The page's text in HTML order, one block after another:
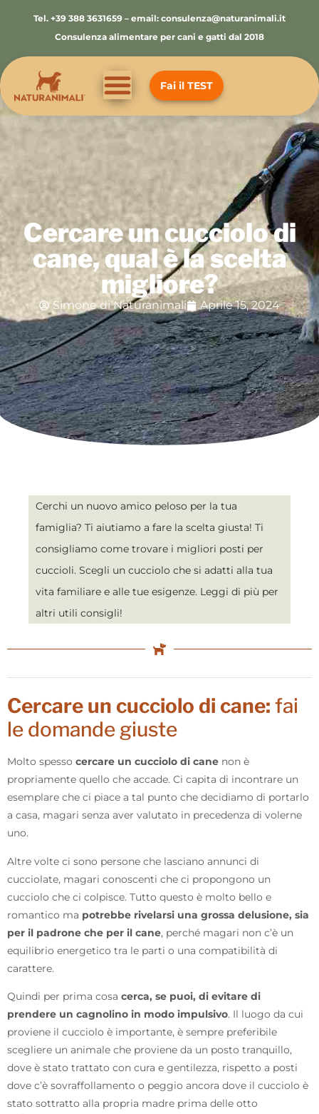
Tel. +39 388 3631659 – email: consulenza@naturanimali.it
Consulenza alimentare per cani e gatti dal 2018
Fai il TEST
Cercare un cucciolo di
cane, qual è la scelta
migliore?
Simone di Naturanimali Aprile 15, 2024
Cerchi un nuovo amico peloso per la tua
famiglia? Ti aiutiamo a fare la scelta giusta! Ti
consigliamo come trovare i migliori posti per
cuccioli. Scegli un cucciolo che si adatti alla tua
vita familiare e alle tue esigenze. Leggi di più per
altri utili consigli!
Cercare un cucciolo di cane: fai
le domande giuste
Molto spesso cercare un cucciolo di cane non è
propriamente quello che accade. Ci capita di incontrare un
esemplare che ci piace a tal punto che decidiamo di portarlo
a casa, magari senza aver valutato in precedenza di volerne
uno.
Altre volte ci sono persone che lasciano annunci di
cucciolate, magari conoscenti che ci propongono un
cucciolo che ci colpisce. Tutto questo è molto bello e
romantico ma potrebbe rivelarsi una grossa delusione, sia
per il padrone che per il cane, perché magari non c’è un
equilibrio energetico tra le parti o una compatibilità di
carattere.
Quindi per prima cosa cerca, se puoi, di evitare di
prendere un cagnolino in modo impulsivo. Il luogo da cui
proviene il cucciolo è importante, è sempre preferibile
scegliere un animale che proviene da un posto tranquillo,
dove è stato trattato con cura e gentilezza, rispetto a posti
dove c’è sovraffollamento o peggio ancora dove il cucciolo è
stato sottratto alla propria madre prima delle otto